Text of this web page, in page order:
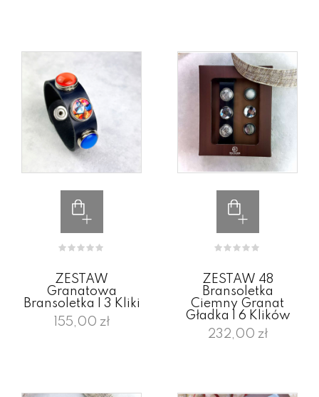
ZESTAW
Granatowa
Bransoletka I 3 Kliki
155,00 zł
ZESTAW 48
Bransoletka
Ciemny Granat
Gładka I 6 Klików
232,00 zł